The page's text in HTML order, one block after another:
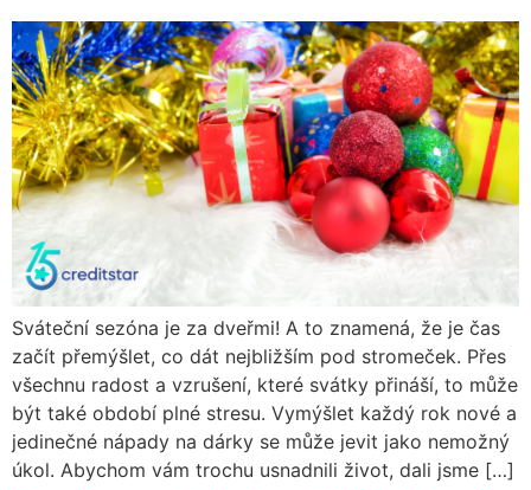
Sváteční sezóna je za dveřmi! A to znamená, že je čas
začít přemýšlet, co dát nejbližším pod stromeček. Přes
všechnu radost a vzrušení, které svátky přináší, to může
být také období plné stresu. Vymýšlet každý rok nové a
jedinečné nápady na dárky se může jevit jako nemožný
úkol. Abychom vám trochu usnadnili život, dali jsme […]